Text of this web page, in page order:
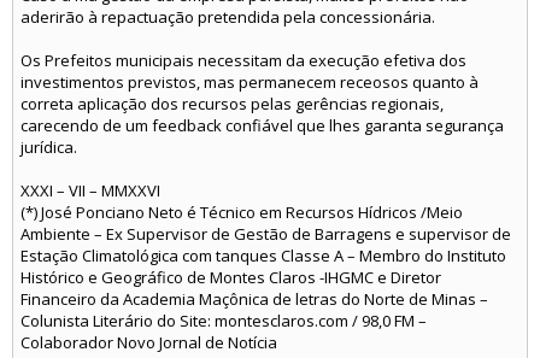
aderirão à repactuação pretendida pela concessionária.
Os Prefeitos municipais necessitam da execução efetiva dos
investimentos previstos, mas permanecem receosos quanto à
correta aplicação dos recursos pelas gerências regionais,
carecendo de um feedback confiável que lhes garanta segurança
jurídica.
XXXI – VII – MMXXVI
(*) José Ponciano Neto é Técnico em Recursos Hídricos /Meio
Ambiente – Ex Supervisor de Gestão de Barragens e supervisor de
Estação Climatológica com tanques Classe A – Membro do Instituto
Histórico e Geográfico de Montes Claros -IHGMC e Diretor
Financeiro da Academia Maçônica de letras do Norte de Minas –
Colunista Literário do Site: montesclaros.com / 98,0 FM –
Colaborador Novo Jornal de Notícia